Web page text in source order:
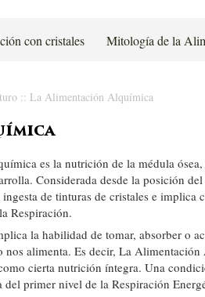
con cristales Mitología de la
:: La Alimentación Alquímica
es la nutrición de la médula
Considerada desde la posición
de tinturas de cristales e implica
Respiración.
la habilidad de tomar, absorber o
alimenta. Es decir, La
cierta nutrición íntegra. Una
del primer nivel de la Respiración